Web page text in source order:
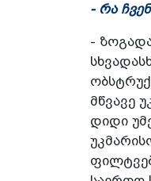
- რა
-
მწვავე
დიდი